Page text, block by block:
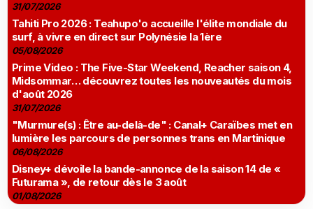
31/07/2026
Tahiti Pro 2026 : Teahupo'o accueille l'élite mondiale du
surf, à vivre en direct sur Polynésie la 1ère
05/08/2026
Prime Video : The Five-Star Weekend, Reacher saison 4,
Midsommar… découvrez toutes les nouveautés du mois
d'août 2026
31/07/2026
"Murmure(s) : Être au-delà-de" : Canal+ Caraïbes met en
lumière les parcours de personnes trans en Martinique
06/08/2026
Disney+ dévoile la bande-annonce de la saison 14 de «
Futurama », de retour dès le 3 août
01/08/2026